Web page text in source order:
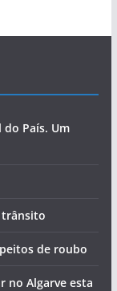
País. Um
trânsito
de roubo
no Algarve esta